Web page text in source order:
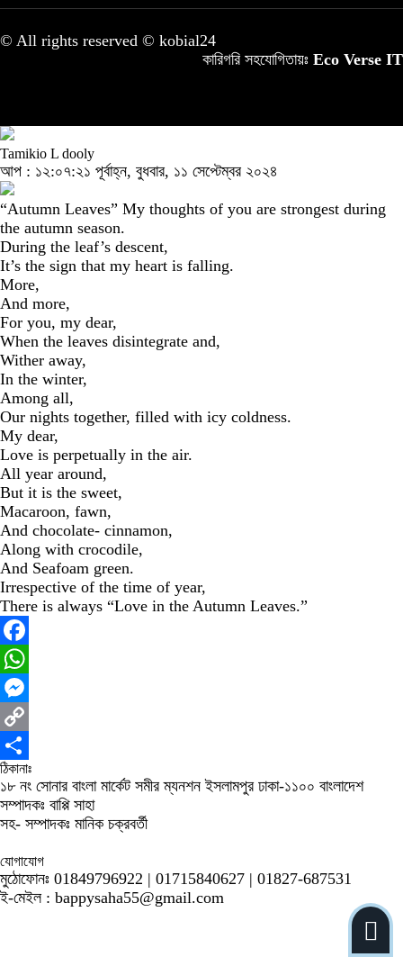
© All rights reserved © kobial24
কারিগরি সহযোগিতায়ঃ Eco Verse IT
Tamikio L dooly
আপ : ১২:০৭:২১ পূর্বাহ্ন, বুধবার, ১১ সেপ্টেম্বর ২০২৪
“Autumn Leaves” My thoughts of you are strongest during
the autumn season.
During the leaf’s descent,
It’s the sign that my heart is falling.
More,
And more,
For you, my dear,
When the leaves disintegrate and,
Wither away,
In the winter,
Among all,
Our nights together, filled with icy coldness.
My dear,
Love is perpetually in the air.
All year around,
But it is the sweet,
Macaroon, fawn,
And chocolate- cinnamon,
Along with crocodile,
And Seafoam green.
Irrespective of the time of year,
There is always “Love in the Autumn Leaves.”
Facebook
WhatsApp
Messenger
Copy
Link
Share
ঠিকানাঃ
১৮ নং সোনার বাংলা মার্কেট সমীর ম্যনশন ইসলামপুর ঢাকা-১১০০ বাংলাদেশ
সম্পাদকঃ বাপ্পি সাহা
সহ- সম্পাদকঃ মানিক চক্রবর্তী
যোগাযোগ
মুঠোফোনঃ 01849796922 | 01715840627 | 01827-687531
ই-মেইল : bappysaha55@gmail.com